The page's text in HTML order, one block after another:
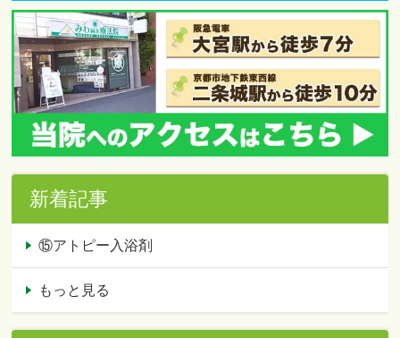
新着記事
⑮アトピー入浴剤
もっと見る